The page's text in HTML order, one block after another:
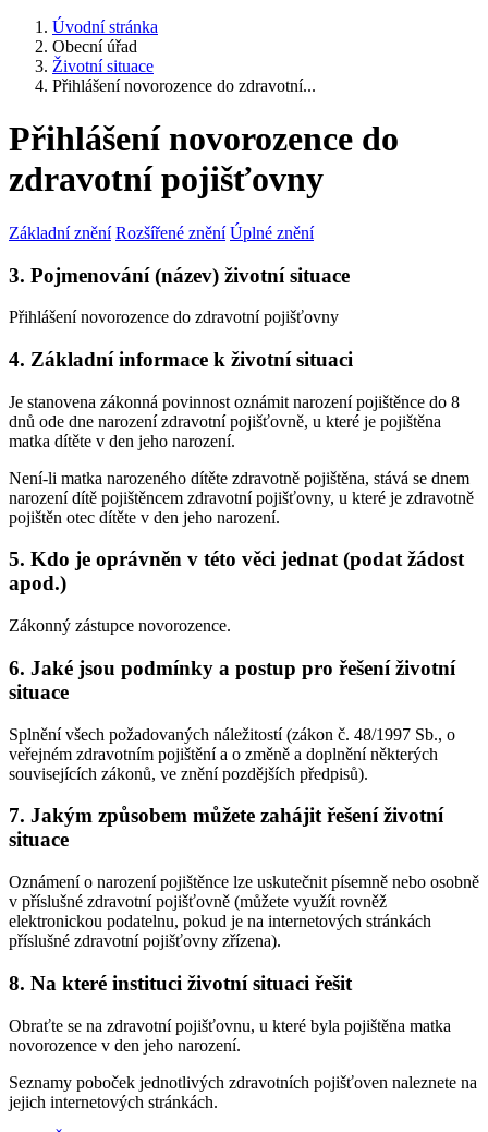
Úvodní stránka
Obecní úřad
Životní situace
Přihlášení novorozence do zdravotní...
Přihlášení novorozence do
zdravotní pojišťovny
Základní znění Rozšířené znění Úplné znění
3. Pojmenování (název) životní situace
Přihlášení novorozence do zdravotní pojišťovny
4. Základní informace k životní situaci
Je stanovena zákonná povinnost oznámit narození pojištěnce do 8
dnů ode dne narození zdravotní pojišťovně, u které je pojištěna
matka dítěte v den jeho narození.
Není-li matka narozeného dítěte zdravotně pojištěna, stává se dnem
narození dítě pojištěncem zdravotní pojišťovny, u které je zdravotně
pojištěn otec dítěte v den jeho narození.
5. Kdo je oprávněn v této věci jednat (podat žádost
apod.)
Zákonný zástupce novorozence.
6. Jaké jsou podmínky a postup pro řešení životní
situace
Splnění všech požadovaných náležitostí (zákon č. 48/1997 Sb., o
veřejném zdravotním pojištění a o změně a doplnění některých
souvisejících zákonů, ve znění pozdějších předpisů).
7. Jakým způsobem můžete zahájit řešení životní
situace
Oznámení o narození pojištěnce lze uskutečnit písemně nebo osobně
v příslušné zdravotní pojišťovně (můžete využít rovněž
elektronickou podatelnu, pokud je na internetových stránkách
příslušné zdravotní pojišťovny zřízena).
8. Na které instituci životní situaci řešit
Obraťte se na zdravotní pojišťovnu, u které byla pojištěna matka
novorozence v den jeho narození.
Seznamy poboček jednotlivých zdravotních pojišťoven naleznete na
jejich internetových stránkách.